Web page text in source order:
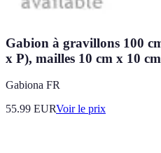
Gabion à gravillons 100
x P), mailles 10 cm x 10
Gabiona FR
55.99 EURVoir le prix